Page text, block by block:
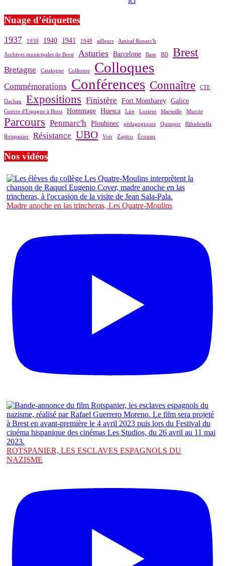
Nuage d’étiquettes
1937 1939 1940 1941 1948 ailleurs Amiral Ronarc'h
Archives municipales de Brest Asturies Barcelone Base BD Brest
Bretagne Catalogne Collioure Colloques
Commémorations Conférences Connaître CTE
Dachau Expositions Finistère Fort Montbarey Galice
Guerre d'Espagne à Brest Hommage Huesca Lire Lorient Marseille Murcie
Parcours Penmarc'h Plouhinec pédagogiques Quimper Ribadesella
Rotspanier Résistance UBO Voir Zapico Écouter
Nos vidéos
Madre anoche en las trincheras, Les Quatre-Moulins
ROTSPANIER, LES ESCLAVES ESPAGNOLS DU
NAZISME